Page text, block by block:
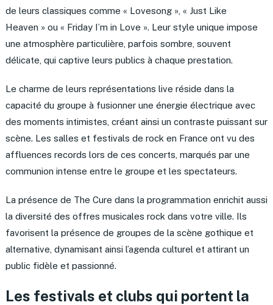
de leurs classiques comme « Lovesong », « Just Like
Heaven » ou « Friday I’m in Love ». Leur style unique impose
une atmosphère particulière, parfois sombre, souvent
délicate, qui captive leurs publics à chaque prestation.
Le charme de leurs représentations live réside dans la
capacité du groupe à fusionner une énergie électrique avec
des moments intimistes, créant ainsi un contraste puissant sur
scène. Les salles et festivals de rock en France ont vu des
affluences records lors de ces concerts, marqués par une
communion intense entre le groupe et les spectateurs.
La présence de The Cure dans la programmation enrichit aussi
la diversité des offres musicales rock dans votre ville. Ils
favorisent la présence de groupes de la scène gothique et
alternative, dynamisant ainsi l’agenda culturel et attirant un
public fidèle et passionné.
Les festivals et clubs qui portent la